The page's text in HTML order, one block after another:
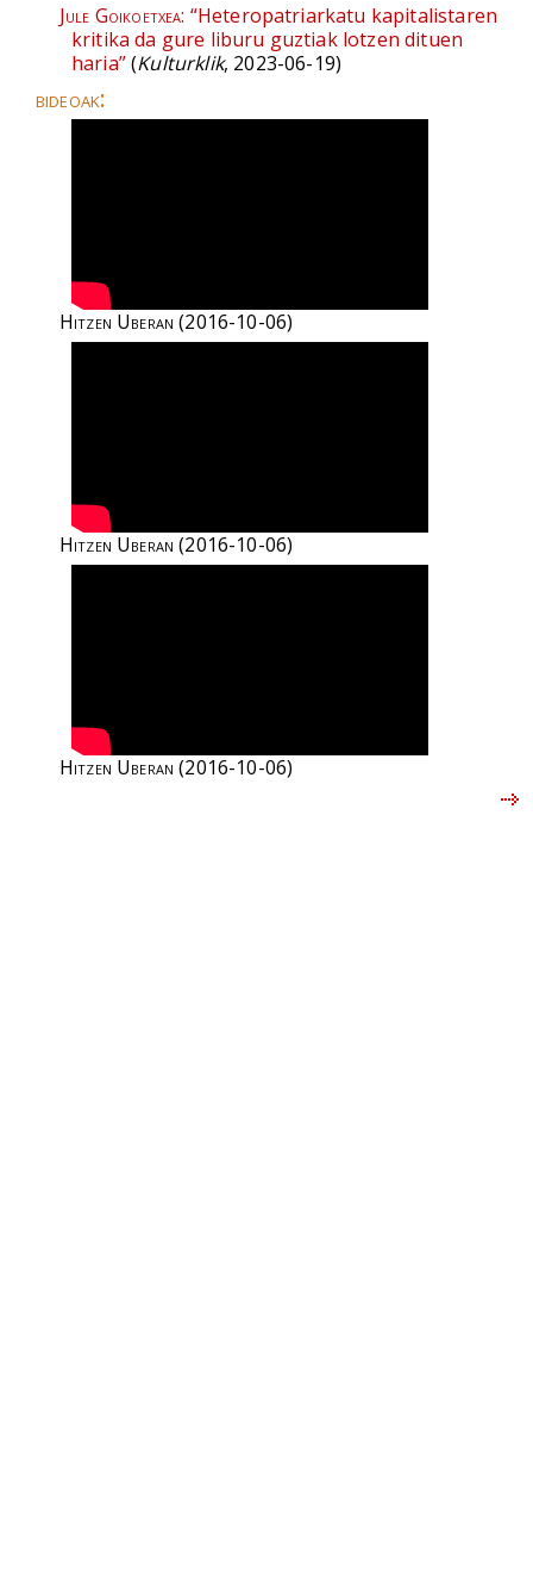
Jule Goikoetxea: “Heteropatriarkatu kapitalistaren
kritika da gure liburu guztiak lotzen dituen
haria”(Kulturklik, 2023-06-19)
bideoak:
Hitzen Uberan (2016-10-06)
Hitzen Uberan (2016-10-06)
Hitzen Uberan (2016-10-06)